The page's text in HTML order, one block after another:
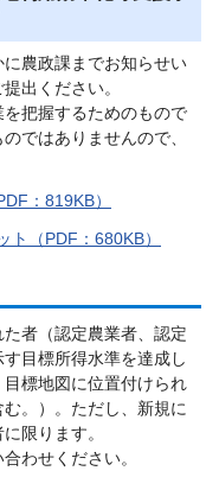
農政課までお知らせい
出ください。
把握するためのもので
ではありませんので、
：819KB）
（PDF：680KB）
者（認定農業者、認定
目標所得水準を達成し
標地図に位置付けられ
。）。ただし、新規に
限ります。
わせください。